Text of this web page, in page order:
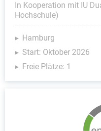
In Kooperation mit IU
Hochschule)
Hamburg
Start: Oktober 2026
Freie Plätze: 1